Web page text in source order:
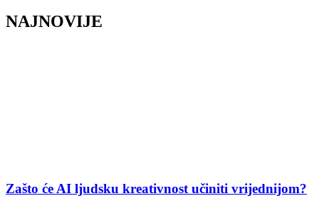
NAJNOVIJE
Zašto će AI ljudsku kreativnost učiniti vrijednijom?